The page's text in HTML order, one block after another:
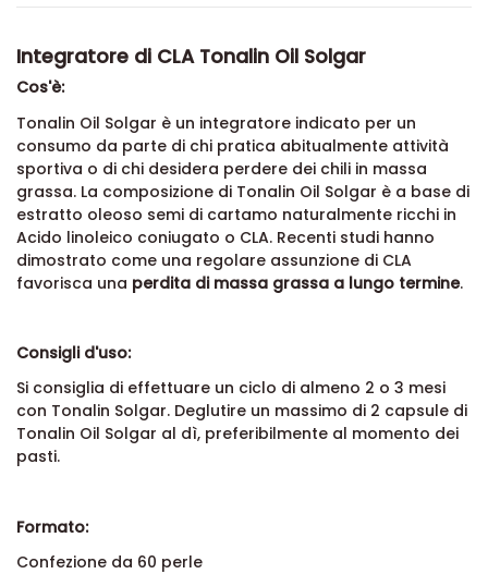
Integratore di CLA Tonalin Oil Solgar
Cos'è:
Tonalin Oil Solgar è un integratore indicato per un
consumo da parte di chi pratica abitualmente attività
sportiva o di chi desidera perdere dei chili in massa
grassa. La composizione di Tonalin Oil Solgar è a base di
estratto oleoso semi di cartamo naturalmente ricchi in
Acido linoleico coniugato o CLA. Recenti studi hanno
dimostrato come una regolare assunzione di CLA
favorisca una perdita di massa grassa a lungo termine.
Consigli d'uso:
Si consiglia di effettuare un ciclo di almeno 2 o 3 mesi
con Tonalin Solgar. Deglutire un massimo di 2 capsule di
Tonalin Oil Solgar al dì, preferibilmente al momento dei
pasti.
Formato:
Confezione da 60 perle